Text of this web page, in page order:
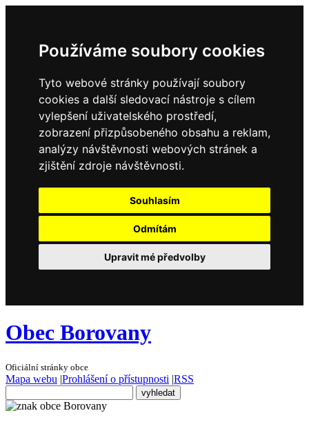
Používáme soubory cookies
Tyto webové stránky používají soubory
cookies a další sledovací nástroje s cílem
vylepšení uživatelského prostředí,
zobrazení přizpůsobeného obsahu a reklam,
analýzy návštěvnosti webových stránek a
zjištění zdroje návštěvnosti.
Souhlasím
Odmítám
Upravit mé předvolby
Obec Borovany
Oficiální stránky obce
Mapa webu |Prohlášení o přístupnosti |RSS